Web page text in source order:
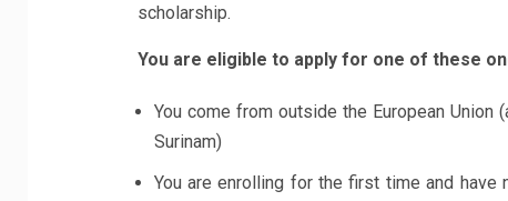
scholarship.
You are eligible to apply for one of these
You come from outside the European Union
Surinam)
You are enrolling for the first time and